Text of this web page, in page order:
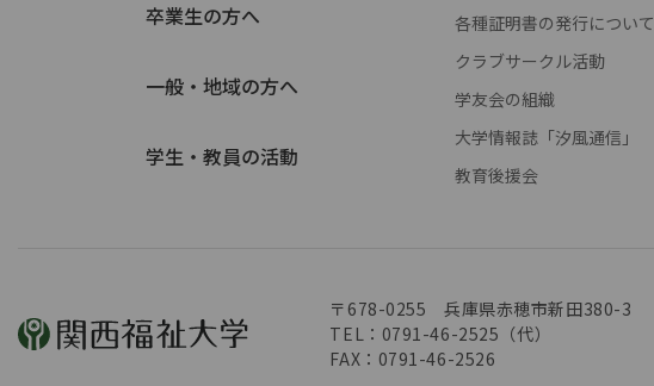
卒業生の方へ
一般・地域の方へ
学生・教員の活動
各種証明書の発行について
クラブサークル活動
学友会の組織
大学情報誌「汐風通信」
教育後援会
〒678-0255 兵庫県赤穂市新田380-3
TEL：0791-46-2525（代）
FAX：0791-46-2526